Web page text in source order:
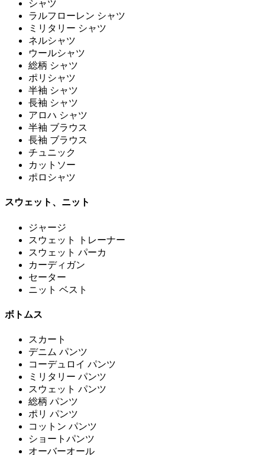
シャツ
ラルフローレン シャツ
ミリタリー シャツ
ネルシャツ
ウールシャツ
総柄 シャツ
ポリシャツ
半袖 シャツ
長袖 シャツ
アロハ シャツ
半袖 ブラウス
長袖 ブラウス
チュニック
カットソー
ポロシャツ
スウェット、ニット
ジャージ
スウェット トレーナー
スウェット パーカ
カーディガン
セーター
ニット ベスト
ボトムス
スカート
デニム パンツ
コーデュロイ パンツ
ミリタリー パンツ
スウェット パンツ
総柄 パンツ
ポリ パンツ
コットン パンツ
ショートパンツ
オーバーオール